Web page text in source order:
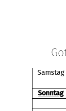
Samstag
Sonntag